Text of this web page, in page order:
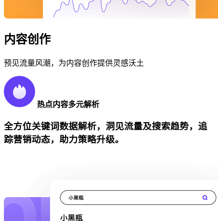
内容创作
预见流量风潮，为内容创作提供灵感沃土
热点内容多元解析
全方位关键词数据解析，洞见流量及搜索趋势，追
踪营销动态，助力策略升级。